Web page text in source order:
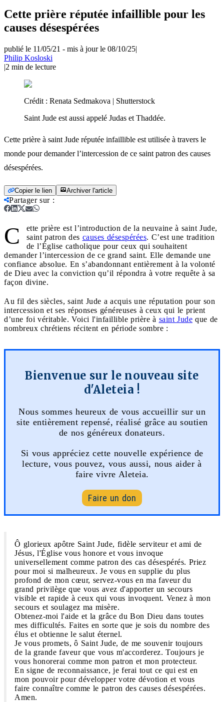
Cette prière réputée infaillible pour les
causes désespérées
publié le 11/05/21 - mis à jour le 08/10/25|
Philip Kosloski
|2 min de lecture
Crédit : Renata Sedmakova | Shutterstock
Saint Jude est aussi appelé Judas et Thaddée.
Cette prière à saint Jude réputée infaillible est utilisée à travers le
monde pour demander l’intercession de ce saint patron des causes
désespérées.
Copier le lien Archiver l'article
Partager sur:
C
ette prière est l’introduction de la neuvaine à saint Jude,
saint patron des causes désespérées. C’est une tradition
de l’Église catholique pour ceux qui souhaitent
demander l’intercession de ce grand saint. Elle demande une
confiance absolue. En s’abandonnant entièrement à la volonté
de Dieu avec la conviction qu’il répondra à votre requête à sa
façon divine.
Au fil des siècles, saint Jude a acquis une réputation pour son
intercession et ses réponses généreuses à ceux qui le prient
d’une foi véritable. Voici l'infaillible prière à saint Jude que de
nombreux chrétiens récitent en période sombre :
Bienvenue sur le nouveau site
d'Aleteia !
Nous sommes heureux de vous accueillir sur un
site entièrement repensé, réalisé grâce au soutien
de nos généreux donateurs.
Si vous appréciez cette nouvelle expérience de
lecture, vous pouvez, vous aussi, nous aider à
faire vivre Aleteia.
Faire un don
Ô glorieux apôtre Saint Jude, fidèle serviteur et ami de
Jésus, l'Église vous honore et vous invoque
universellement comme patron des cas désespérés. Priez
pour moi si malheureux. Je vous en supplie du plus
profond de mon cœur, servez-vous en ma faveur du
grand privilège que vous avez d'apporter un secours
visible et rapide à ceux qui vous invoquent. Venez à mon
secours et soulagez ma misère.
Obtenez-moi l'aide et la grâce du Bon Dieu dans toutes
mes difficultés. Faites en sorte que je sois du nombre des
élus et obtienne le salut éternel.
Je vous promets, ô Saint Jude, de me souvenir toujours
de la grande faveur que vous m'accorderez. Toujours je
vous honorerai comme mon patron et mon protecteur.
En signe de reconnaissance, je ferai tout ce qui est en
mon pouvoir pour développer votre dévotion et vous
faire connaître comme le patron des causes désespérées.
Amen.